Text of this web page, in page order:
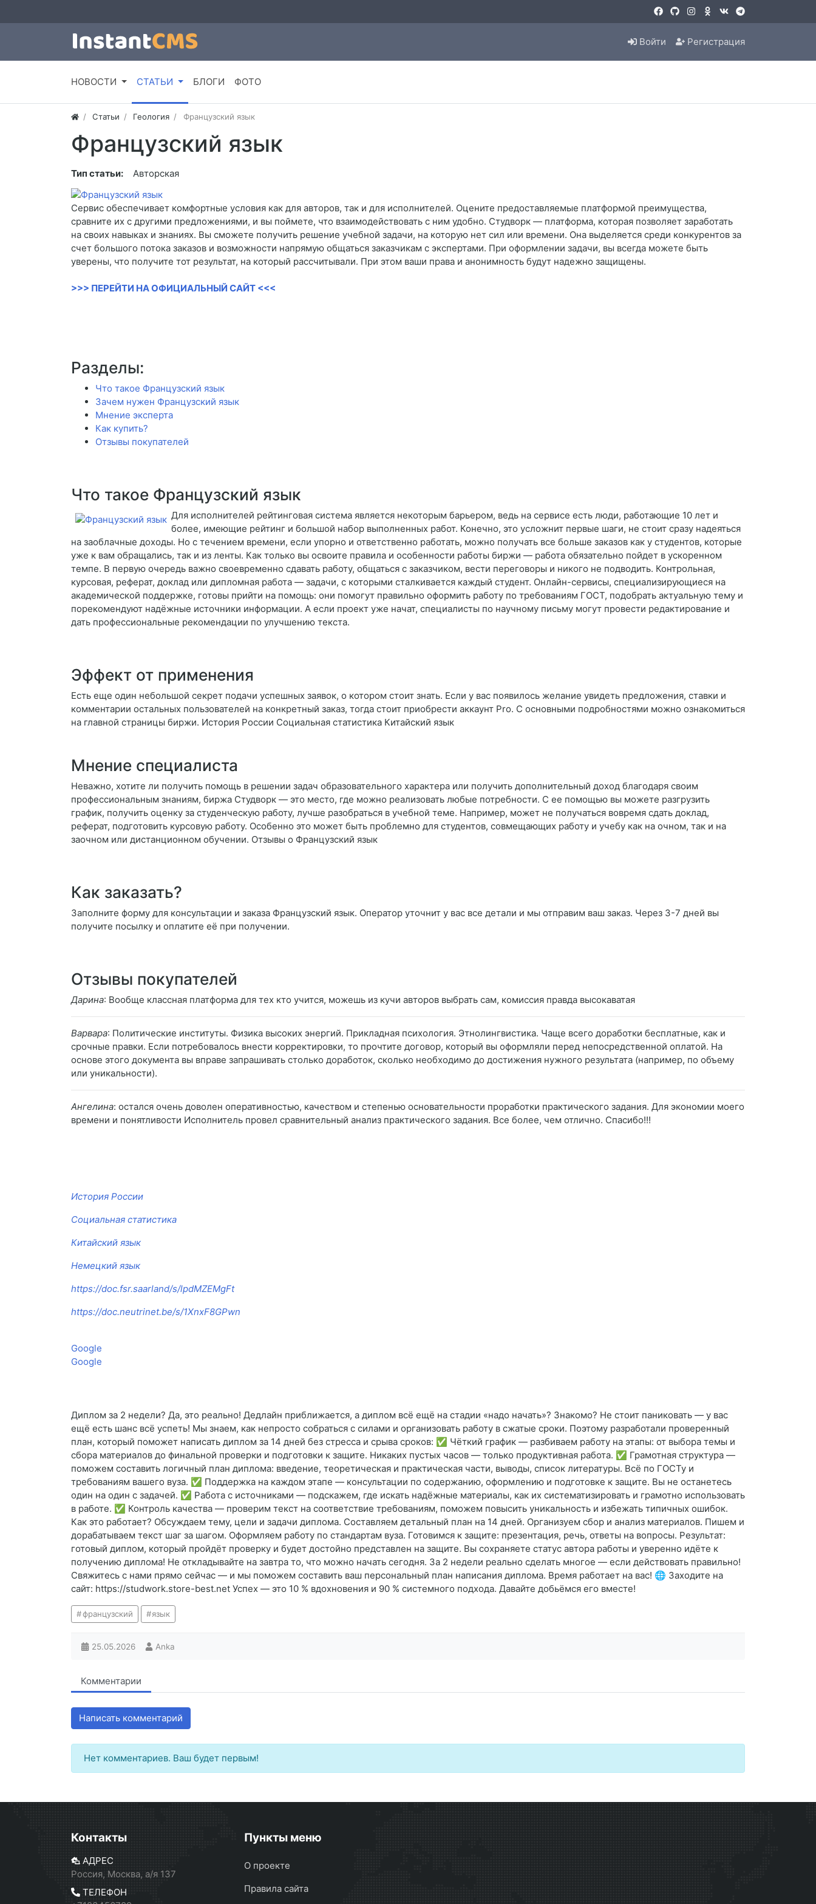
Войти Регистрация
НОВОСТИ СТАТЬИ БЛОГИ ФОТО
Статьи Геология Французский язык
Французский язык
Тип статьи: Авторская
Сервис обеспечивает комфортные условия как для авторов, так и для исполнителей. Оцените предоставляемые платформой преимущества,
сравните их с другими предложениями, и вы поймете, что взаимодействовать с ним удобно. Студворк — платформа, которая позволяет заработать
на своих навыках и знаниях. Вы сможете получить решение учебной задачи, на которую нет сил или времени. Она выделяется среди конкурентов за
счет большого потока заказов и возможности напрямую общаться заказчикам с экспертами. При оформлении задачи, вы всегда можете быть
уверены, что получите тот результат, на который рассчитывали. При этом ваши права и анонимность будут надежно защищены.
>>> ПЕРЕЙТИ НА ОФИЦИАЛЬНЫЙ САЙТ <<<
Разделы:
Что такое Французский язык
Зачем нужен Французский язык
Мнение эксперта
Как купить?
Отзывы покупателей
Что такое Французский язык
Для исполнителей рейтинговая система является некоторым барьером, ведь на сервисе есть люди, работающие 10 лет и
более, имеющие рейтинг и большой набор выполненных работ. Конечно, это усложнит первые шаги, не стоит сразу надеяться
на заоблачные доходы. Но с течением времени, если упорно и ответственно работать, можно получать все больше заказов как у студентов, которые
уже к вам обращались, так и из ленты. Как только вы освоите правила и особенности работы биржи — работа обязательно пойдет в ускоренном
темпе. В первую очередь важно своевременно сдавать работу, общаться с заказчиком, вести переговоры и никого не подводить. Контрольная,
курсовая, реферат, доклад или дипломная работа — задачи, с которыми сталкивается каждый студент. Онлайн-сервисы, специализирующиеся на
академической поддержке, готовы прийти на помощь: они помогут правильно оформить работу по требованиям ГОСТ, подобрать актуальную тему и
порекомендуют надёжные источники информации. А если проект уже начат, специалисты по научному письму могут провести редактирование и
дать профессиональные рекомендации по улучшению текста.
Эффект от применения
Есть еще один небольшой секрет подачи успешных заявок, о котором стоит знать. Если у вас появилось желание увидеть предложения, ставки и
комментарии остальных пользователей на конкретный заказ, тогда стоит приобрести аккаунт Pro. С основными подробностями можно ознакомиться
на главной страницы биржи. История России Социальная статистика Китайский язык
Мнение специалиста
Неважно, хотите ли получить помощь в решении задач образовательного характера или получить дополнительный доход благодаря своим
профессиональным знаниям, биржа Студворк — это место, где можно реализовать любые потребности. С ее помощью вы можете разгрузить
график, получить оценку за студенческую работу, лучше разобраться в учебной теме. Например, может не получаться вовремя сдать доклад,
реферат, подготовить курсовую работу. Особенно это может быть проблемно для студентов, совмещающих работу и учебу как на очном, так и на
заочном или дистанционном обучении. Отзывы о Французский язык
Как заказать?
Заполните форму для консультации и заказа Французский язык. Оператор уточнит у вас все детали и мы отправим ваш заказ. Через 3-7 дней вы
получите посылку и оплатите её при получении.
Отзывы покупателей
Дарина: Вообще классная платформа для тех кто учится, можешь из кучи авторов выбрать сам, комиссия правда высокаватая
Варвара: Политические институты. Физика высоких энергий. Прикладная психология. Этнолингвистика. Чаще всего доработки бесплатные, как и
срочные правки. Если потребовалось внести корректировки, то прочтите договор, который вы оформляли перед непосредственной оплатой. На
основе этого документа вы вправе запрашивать столько доработок, сколько необходимо до достижения нужного результата (например, по объему
или уникальности).
Ангелина: остался очень доволен оперативностью, качеством и степенью основательности проработки практического задания. Для экономии моего
времени и понятливости Исполнитель провел сравнительный анализ практического задания. Все более, чем отлично. Спасибо!!!
История России
Социальная статистика
Китайский язык
Немецкий язык
https://doc.fsr.saarland/s/lpdMZEMgFt
https://doc.neutrinet.be/s/1XnxF8GPwn
Google
Google
Диплом за 2 недели? Да, это реально! Дедлайн приближается, а диплом всё ещё на стадии «надо начать»? Знакомо? Не стоит паниковать — у вас
ещё есть шанс всё успеть! Мы знаем, как непросто собраться с силами и организовать работу в сжатые сроки. Поэтому разработали проверенный
план, который поможет написать диплом за 14 дней без стресса и срыва сроков: ✅ Чёткий график — разбиваем работу на этапы: от выбора темы и
сбора материалов до финальной проверки и подготовки к защите. Никаких пустых часов — только продуктивная работа. ✅ Грамотная структура —
поможем составить логичный план диплома: введение, теоретическая и практическая части, выводы, список литературы. Всё по ГОСТу и
требованиям вашего вуза. ✅ Поддержка на каждом этапе — консультации по содержанию, оформлению и подготовке к защите. Вы не останетесь
один на один с задачей. ✅ Работа с источниками — подскажем, где искать надёжные материалы, как их систематизировать и грамотно использовать
в работе. ✅ Контроль качества — проверим текст на соответствие требованиям, поможем повысить уникальность и избежать типичных ошибок.
Как это работает? Обсуждаем тему, цели и задачи диплома. Составляем детальный план на 14 дней. Организуем сбор и анализ материалов. Пишем и
дорабатываем текст шаг за шагом. Оформляем работу по стандартам вуза. Готовимся к защите: презентация, речь, ответы на вопросы. Результат:
готовый диплом, который пройдёт проверку и будет достойно представлен на защите. Вы сохраняете статус автора работы и уверенно идёте к
получению диплома! Не откладывайте на завтра то, что можно начать сегодня. За 2 недели реально сделать многое — если действовать правильно!
Свяжитесь с нами прямо сейчас — и мы поможем составить ваш персональный план написания диплома. Время работает на вас! 🌐 Заходите на
сайт: https://studwork.store-best.net Успех — это 10 % вдохновения и 90 % системного подхода. Давайте добьёмся его вместе!
французский язык
25.05.2026 Anka
Комментарии
Написать комментарий
Нет комментариев. Ваш будет первым!
Контакты
АДРЕС
Россия, Москва, а/я 137
ТЕЛЕФОН
Пункты меню
О проекте
Правила сайта